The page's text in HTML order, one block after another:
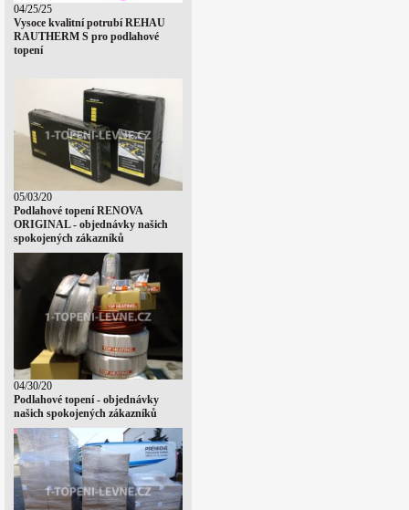
04/25/25
Vysoce kvalitní potrubí REHAU
RAUTHERM S pro podlahové
topení
05/03/20
Podlahové topení RENOVA
ORIGINAL - objednávky našich
spokojených zákazníků
04/30/20
Podlahové topení - objednávky
našich spokojených zákazníků